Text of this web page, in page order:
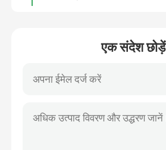
एक संदेश छोड़ें